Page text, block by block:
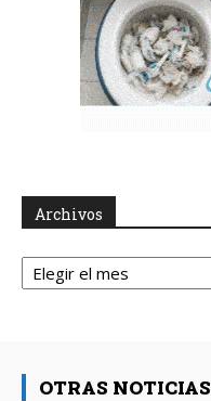
Archivos
Archivos
OTRAS NOTICIAS